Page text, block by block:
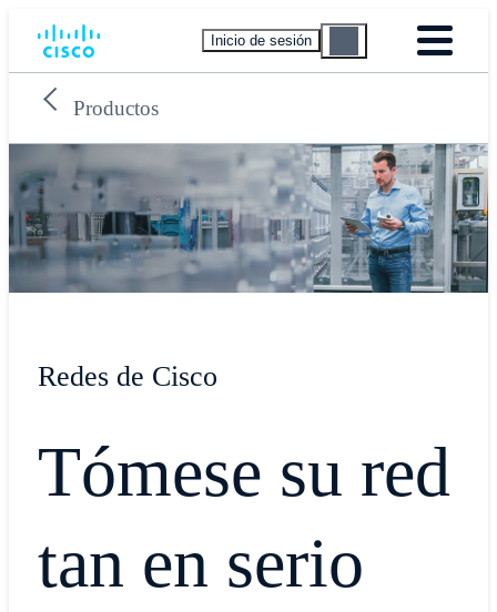
Inicio de sesión
Productos
Redes de Cisco
Tómese su red
tan en serio